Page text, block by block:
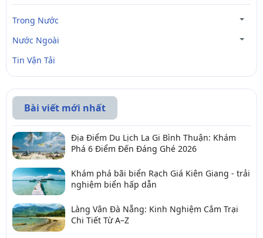
Trong Nước
Nước Ngoài
Tin Vận Tải
Bài viết mới nhất
Địa Điểm Du Lịch La Gi Bình Thuận: Khám
Phá 6 Điểm Đến Đáng Ghé 2026
Khám phá bãi biển Rạch Giá Kiên Giang - trải
nghiệm biển hấp dẫn
Làng Vân Đà Nẵng: Kinh Nghiệm Cắm Trại
Chi Tiết Từ A–Z